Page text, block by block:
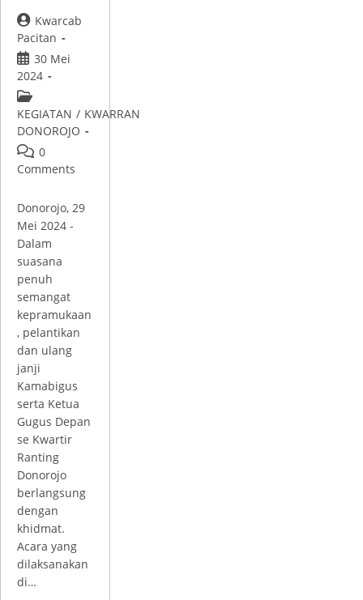
Kwarcab
Pacitan
30 Mei
2024
KEGIATAN / KWARRAN
DONOROJO
0
Comments
Donorojo, 29
Mei 2024 -
Dalam
suasana
penuh
semangat
kepramukaan
, pelantikan
dan ulang
janji
Kamabigus
serta Ketua
Gugus Depan
se Kwartir
Ranting
Donorojo
berlangsung
dengan
khidmat.
Acara yang
dilaksanakan
di…